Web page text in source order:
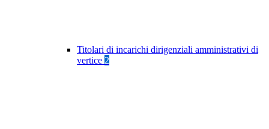
Titolari di incarichi dirigenziali amministrativi di
vertice 2